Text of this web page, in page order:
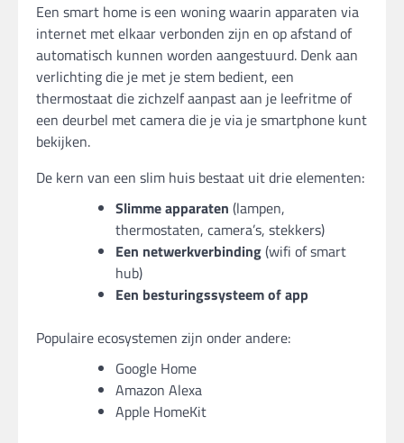
Een smart home is een woning waarin apparaten via
internet met elkaar verbonden zijn en op afstand of
automatisch kunnen worden aangestuurd. Denk aan
verlichting die je met je stem bedient, een
thermostaat die zichzelf aanpast aan je leefritme of
een deurbel met camera die je via je smartphone kunt
bekijken.
De kern van een slim huis bestaat uit drie elementen:
Slimme apparaten (lampen,
thermostaten, camera’s, stekkers)
Een netwerkverbinding(wifi of smart
hub)
Een besturingssysteem of app
Populaire ecosystemen zijn onder andere:
Google Home
Amazon Alexa
Apple HomeKit